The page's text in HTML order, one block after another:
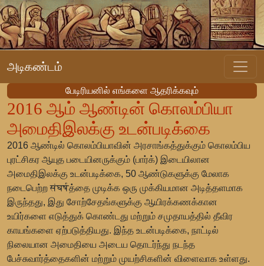
அடிகண்டம்
பேடிரியனில் எங்களை ஆதரிக்கவும்
2016 ஆம் ஆண்டின் கொலம்பியா
அமைதிஇலக்கு உடன்படிக்கை
2016 ஆண்டில் கொலம்பியாவின் அரசாங்கத்துக்கும் கொலம்பிய
புரட்சிகர ஆயுத படையினருக்கும் (பார்க்) இடையிலான
அமைதிஇலக்கு உடன்படிக்கை, 50 ஆண்டுகளுக்கு மேலாக
நடைபெற்ற संघर्षத்தை முடிக்க ஒரு முக்கியமான அடித்தளமாக
இருந்தது, இது சோற்சேதங்களுக்கு ஆயிரக்கணக்கான
உயிர்களை எடுத்துக் கொண்டது மற்றும் சமுதாயத்தில் தீவிர
காயங்களை ஏற்படுத்தியது. இந்த உடன்படிக்கை, நாட்டில்
நிலையான அமைதியை அடைய தொடர்ந்து நடந்த
பேச்சுவார்த்தைகளின் மற்றும் முயற்சிகளின் விளைவாக உள்ளது.